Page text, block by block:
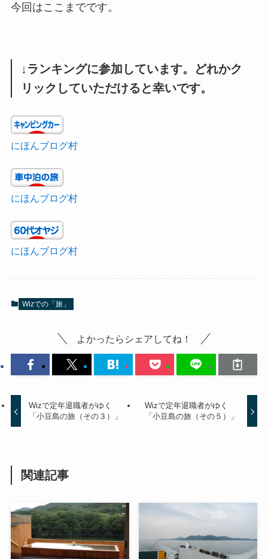
今回はここまでです。
↓ランキングに参加しています。どれかク
リックしていただけると幸いです。
にほんブログ村
にほんブログ村
にほんブログ村
Wizでの「旅」
よかったらシェアしてね！
Wizで定年退職者がゆく
「小豆島の旅（その３）」
Wizで定年退職者がゆく
「小豆島の旅（その５）」
関連記事